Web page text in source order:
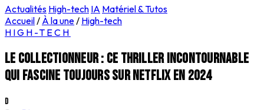
Actualités High-tech IA Matériel & Tutos
Accueil/ À la une/ High-tech
HIGH-TECH
Le collectionneur : ce thriller incontournable
qui fascine toujours sur Netflix en 2024
D